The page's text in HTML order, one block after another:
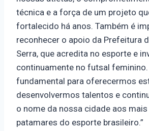
técnica e a força de um projeto
fortalecido há anos. Também é
reconhecer o apoio da Prefeitura
Serra, que acredita no esporte e
continuamente no futsal
fundamental para oferecermos
desenvolvermos talentos e
o nome da nossa cidade aos
patamares do esporte brasileiro.”